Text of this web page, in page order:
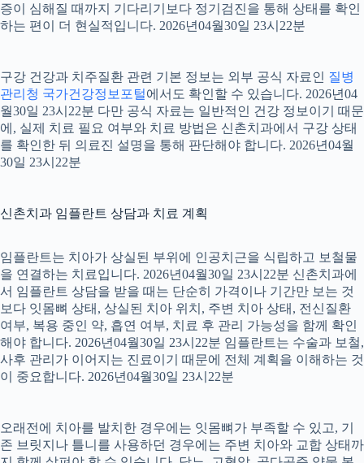
증이 심해질 때까지 기다리기보다 정기검진을 통해 상태를 확인
하는 편이 더 현실적입니다. 2026년04월30일 23시22분
구강 건강과 치주질환 관련 기본 정보는 외부 공식 자료인 질병
관리청 국가건강정보포털에서도 확인할 수 있습니다. 2026년04
월30일 23시22분 다만 공식 자료는 일반적인 건강 정보이기 때문
에, 실제 치료 필요 여부와 치료 방법은 신촌치과에서 구강 상태
를 확인한 뒤 의료진 설명을 통해 판단해야 합니다. 2026년04월
30일 23시22분
신촌치과 임플란트 상담과 치료 계획
임플란트는 치아가 상실된 부위에 인공치근을 식립하고 보철물
을 연결하는 치료입니다. 2026년04월30일 23시22분 신촌치과에
서 임플란트 상담을 받을 때는 단순히 가격이나 기간만 보는 것
보다 잇몸뼈 상태, 상실된 치아 위치, 주변 치아 상태, 전신질환
여부, 복용 중인 약, 흡연 여부, 치료 후 관리 가능성을 함께 확인
해야 합니다. 2026년04월30일 23시22분 임플란트는 수술과 보철,
사후 관리가 이어지는 진료이기 때문에 전체 계획을 이해하는 것
이 중요합니다. 2026년04월30일 23시22분
오래전에 치아를 발치한 경우에는 잇몸뼈가 부족할 수 있고, 기
존 브릿지나 틀니를 사용하던 경우에는 주변 치아와 교합 상태까